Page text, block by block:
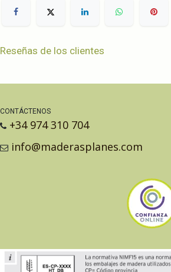
Reseñas de los clientes
CONTÁCTENOS
+34 974 310 704
info@maderasplanes.com